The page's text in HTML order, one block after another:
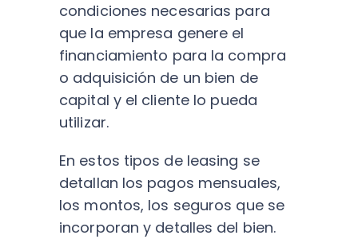
condiciones necesarias para
que la empresa genere el
financiamiento para la compra
o adquisición de un bien de
capital y el cliente lo pueda
utilizar.
En estos tipos de leasing se
detallan los pagos mensuales,
los montos, los seguros que se
incorporan y detalles del bien.